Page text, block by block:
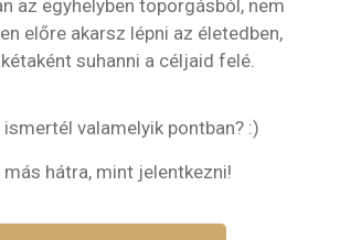
az egyhelyben toporgásból, nem
előre akarsz lépni az életedben,
suhanni a céljaid felé.
valamelyik pontban? :)
más hátra, mint jelentkezni!